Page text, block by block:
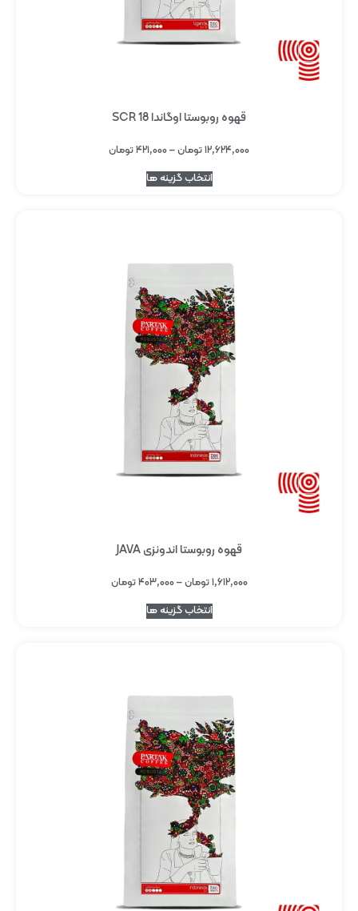
قهوه روبوستا اوگاندا SCR 18
۱۲,۶۲۴,۰۰۰تومان–۴۲۱,۰۰۰تومان
انتخاب گزینه ها
قهوه روبوستا اندونزی JAVA
۱,۶۱۲,۰۰۰تومان–۴۰۳,۰۰۰تومان
انتخاب گزینه ها